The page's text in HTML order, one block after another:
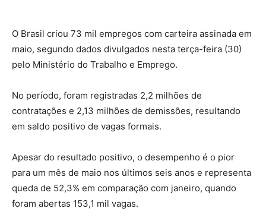
O Brasil criou 73 mil empregos com carteira assinada em
maio, segundo dados divulgados nesta terça-feira (30)
pelo Ministério do Trabalho e Emprego.
No período, foram registradas 2,2 milhões de
contratações e 2,13 milhões de demissões, resultando
em saldo positivo de vagas formais.
Apesar do resultado positivo, o desempenho é o pior
para um mês de maio nos últimos seis anos e representa
queda de 52,3% em comparação com janeiro, quando
foram abertas 153,1 mil vagas.